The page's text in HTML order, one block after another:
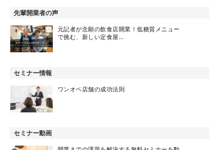
先輩開業者の声
元記者が念願の飲食店開業！低糖質メニュー
で挑む、新しい定食屋…
セミナー情報
ワンオペ店舗の成功法則
セミナー動画